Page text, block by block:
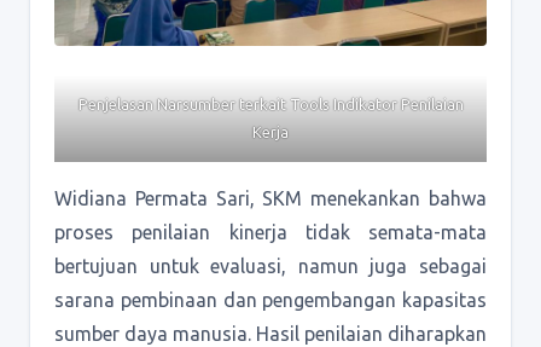
Penjelasan Narsumber terkait Tools Indikator Penilaian
Kerja
Widiana Permata Sari, SKM menekankan bahwa
proses penilaian kinerja tidak semata-mata
bertujuan untuk evaluasi, namun juga sebagai
sarana pembinaan dan pengembangan kapasitas
sumber daya manusia. Hasil penilaian diharapkan